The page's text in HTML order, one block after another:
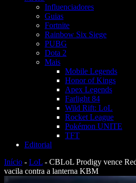
Influenciadores
Guias
Fortnite
Rainbow Six Siege
PUBG
Dota 2
Mais
Mobile Legends
Honor of Kings
Apex Legends
Farlight 84
Wild Rift: LoL
Rocket League
Pokémon UNITE
TFT
Editorial
Início - LoL - CBLoL Prodigy vence
vacila contra a lanterna KBM